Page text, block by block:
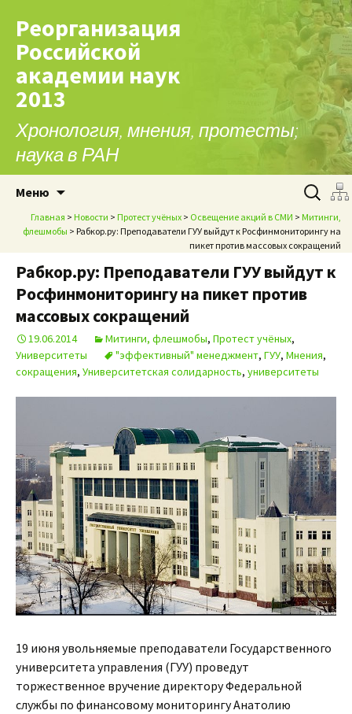
Реорганизация
Российской
академии наук
2013
Хронология, мнения, протесты;
наука в РАН
Меню Найти:
Главная > Новости > Протест учёных > Освещение акций в СМИ > Митинги,
флешмобы > Рабкор.ру: Преподаватели ГУУ выйдут к Росфинмониторингу на
пикет против массовых сокращений
Рабкор.ру: Преподаватели ГУУ выйдут к
Росфинмониторингу на пикет против
массовых сокращений
19.06.2014 Митинги, флешмобы, Протест учёных,
Университеты
"эффективный" менеджмент, ГУУ, Мнения,
сокращения, Университетская солидарность, университеты
19 июня увольняемые преподаватели Государственного
университета управления (ГУУ) проведут
торжественное вручение директору Федеральной
службы по финансовому мониторингу Анатолию